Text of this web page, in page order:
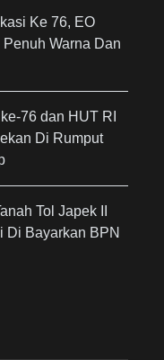
Ke 76, EO
Warna Dan
76 dan HUT RI
Di Rumput
Tol Japek II
Di Bayarkan BPN